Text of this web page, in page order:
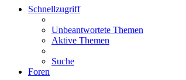
Schnellzugriff
Unbeantwortete Themen
Aktive Themen
Suche
Foren